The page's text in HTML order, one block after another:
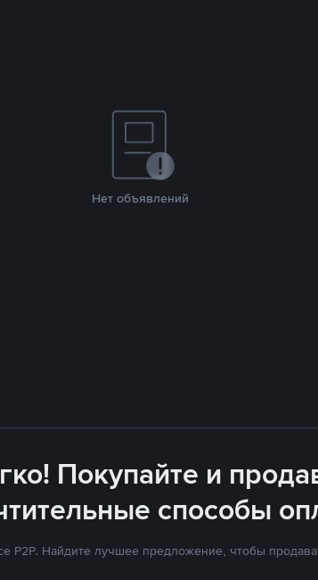
Нет объявлений
Покупайте и
способы
P2P. Найдите лучшее предложение, чтобы